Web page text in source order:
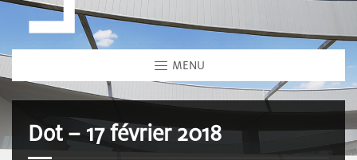
MENU
Dot – 17 février 2018